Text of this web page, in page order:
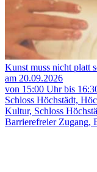
Kunst muss nicht platt
am 20.09.2026
von 15:00 Uhr bis
Schloss Höchstädt,
Kultur, Schloss
Barrierefreier Zugang,